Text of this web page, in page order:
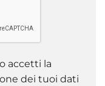
accetti la
dei tuoi dati